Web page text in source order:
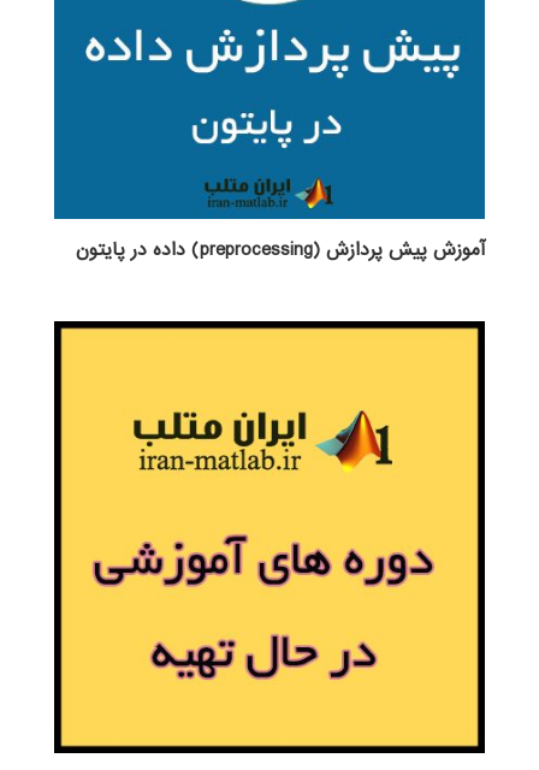
آموزش پیش پردازش (preprocessing) داده در پایتون